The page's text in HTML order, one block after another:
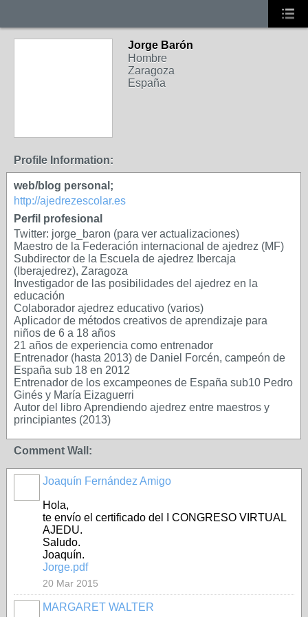
Jorge Barón
Hombre
Zaragoza
España
Profile Information:
web/blog personal;
http://ajedrezescolar.es
Perfil profesional
Twitter: jorge_baron (para ver actualizaciones)
Maestro de la Federación internacional de ajedrez (MF)
Subdirector de la Escuela de ajedrez Ibercaja
(Iberajedrez), Zaragoza
Investigador de las posibilidades del ajedrez en la
educación
Colaborador ajedrez educativo (varios)
Aplicador de métodos creativos de aprendizaje para
niños de 6 a 18 años
21 años de experiencia como entrenador
Entrenador (hasta 2013) de Daniel Forcén, campeón de
España sub 18 en 2012
Entrenador de los excampeones de España sub10 Pedro
Ginés y María Eizaguerri
Autor del libro Aprendiendo ajedrez entre maestros y
principiantes (2013)
Comment Wall:
Joaquín Fernández Amigo
Hola,
te envío el certificado del I CONGRESO VIRTUAL
AJEDU.
Saludo.
Joaquín.
Jorge.pdf
20 Mar 2015
MARGARET WALTER